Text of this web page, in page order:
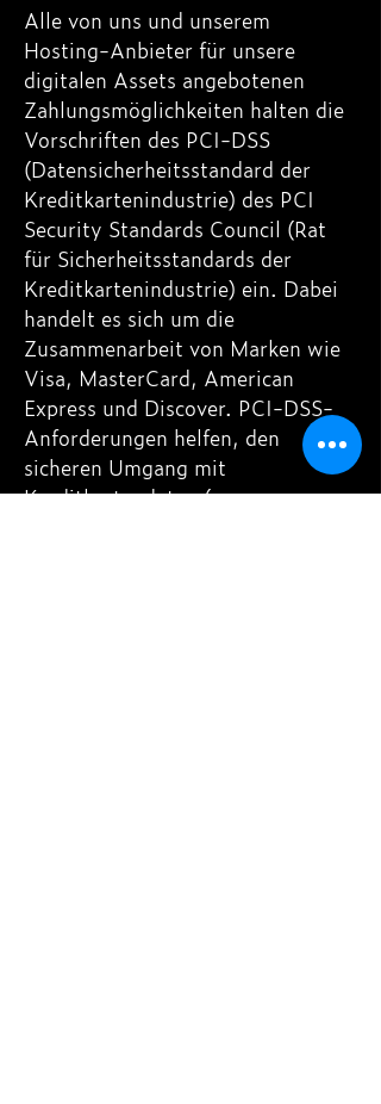
Alle von uns und unserem
Hosting-Anbieter für unsere
digitalen Assets angebotenen
Zahlungsmöglichkeiten halten die
Vorschriften des PCI-DSS
(Datensicherheitsstandard der
Kreditkartenindustrie) des PCI
Security Standards Council (Rat
für Sicherheitsstandards der
Kreditkartenindustrie) ein. Dabei
handelt es sich um die
Zusammenarbeit von Marken wie
Visa, MasterCard, American
Express und Discover. PCI-DSS-
Anforderungen helfen, den
sicheren Umgang mit
Kreditkartendaten (u. a.